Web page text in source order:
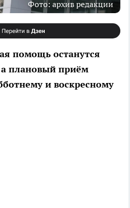
Фото: архив редакции
помощь останутся
плановый приём
и воскресному